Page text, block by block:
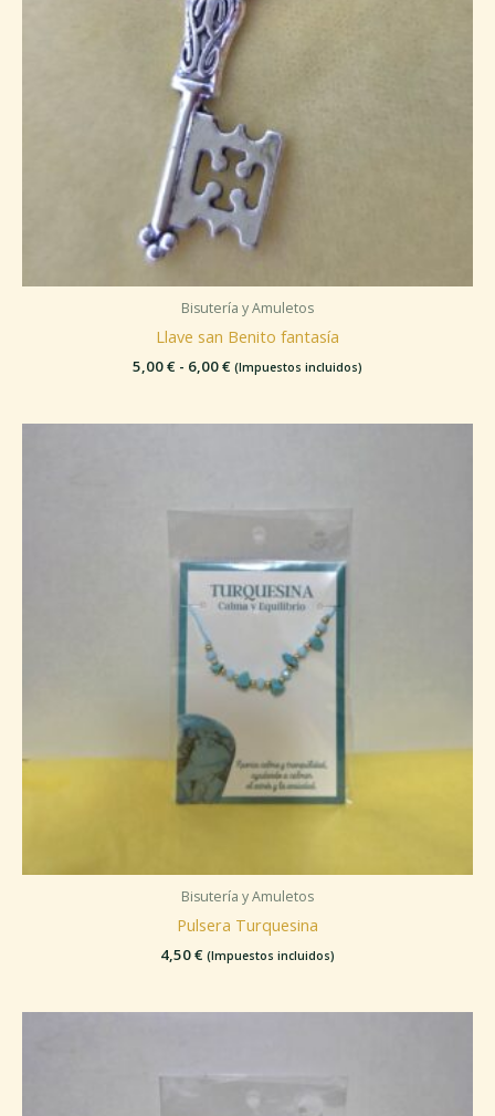
Bisutería y Amuletos
Llave san Benito fantasía
5,00€ - 6,00€ (Impuestos incluidos)
Bisutería y Amuletos
Pulsera Turquesina
4,50€ (Impuestos incluidos)